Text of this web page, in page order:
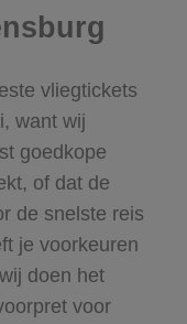
vliegtickets
want wij
goedkope
of dat de
de snelste reis
je voorkeuren
doen het
voor